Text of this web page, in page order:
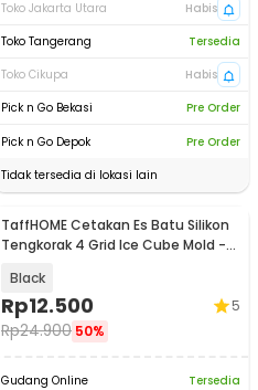
Toko Jakarta Utara
Habis
Toko Tangerang
Tersedia
Toko Cikupa
Habis
Pick n Go Bekasi
Pre Order
Pick n Go Depok
Pre Order
Tidak tersedia di lokasi lain
TaffHOME Cetakan Es Batu Silikon
Tengkorak 4 Grid Ice Cube Mold -
Black
Rp12.500
Rp24.900 50%
5
Gudang Online
Tersedia